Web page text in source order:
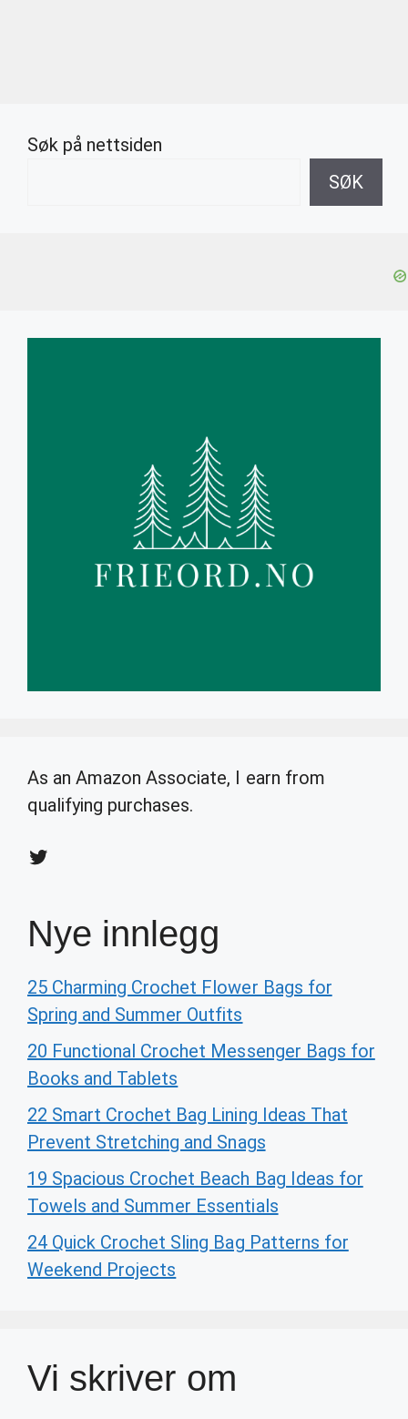
Søk på nettsiden
SØK
As an Amazon Associate, I earn from
qualifying purchases.
Twitter
Nye innlegg
25 Charming Crochet Flower Bags for
Spring and Summer Outfits
20 Functional Crochet Messenger Bags for
Books and Tablets
22 Smart Crochet Bag Lining Ideas That
Prevent Stretching and Snags
19 Spacious Crochet Beach Bag Ideas for
Towels and Summer Essentials
24 Quick Crochet Sling Bag Patterns for
Weekend Projects
Vi skriver om